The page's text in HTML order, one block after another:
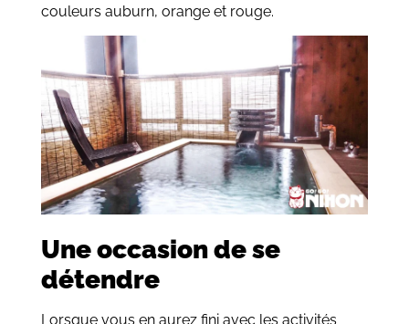
couleurs auburn, orange et rouge.
Une occasion de se
détendre
Lorsque vous en aurez fini avec les activités